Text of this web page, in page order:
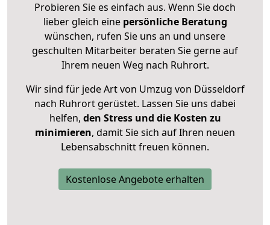
Probieren Sie es einfach aus. Wenn Sie doch
lieber gleich eine persönliche Beratung
wünschen, rufen Sie uns an und unsere
geschulten Mitarbeiter beraten Sie gerne auf
Ihrem neuen Weg nach Ruhrort.
Wir sind für jede Art von Umzug von Düsseldorf
nach Ruhrort gerüstet. Lassen Sie uns dabei
helfen, den Stress und die Kosten zu
minimieren, damit Sie sich auf Ihren neuen
Lebensabschnitt freuen können.
Kostenlose Angebote erhalten